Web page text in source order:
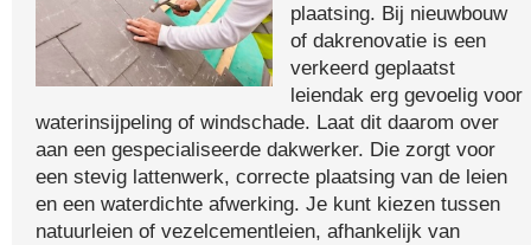
plaatsing. Bij nieuwbouw
of dakrenovatie is een
verkeerd geplaatst
leiendak erg gevoelig voor
waterinsijpeling of windschade. Laat dit daarom over
aan een gespecialiseerde dakwerker. Die zorgt voor
een stevig lattenwerk, correcte plaatsing van de leien
en een waterdichte afwerking. Je kunt kiezen tussen
natuurleien of vezelcementleien, afhankelijk van